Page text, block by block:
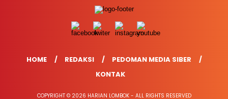
HOME REDAKSI
PEDOMAN MEDIA SIBER
KONTAK
COPYRIGHT © 2026 HARIAN LOMBOK - ALL RIGHTS RESERVED